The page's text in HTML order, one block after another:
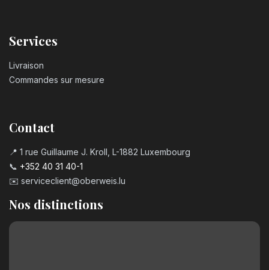
Services
Livraison
Commandes sur mesure
Contact
📍 1 rue Guillaume J. Kroll, L-1882 Luxembourg
📞 +352 40 31 40-1
✉️ serviceclient@oberweis.lu
Nos distinctions